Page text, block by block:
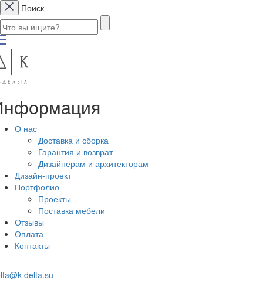
Поиск
О нас
Доставка и сборка
Гарантия и возврат
Дизайнерам и архитекторам
Дизайн-проект
Портфолио
Проекты
Поставка мебели
Отзывы
Оплата
Контакты
delta.su